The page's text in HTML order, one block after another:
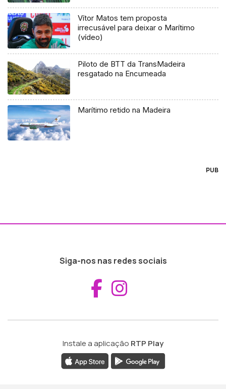
Vítor Matos tem proposta
irrecusável para deixar o Marítimo
(vídeo)
Piloto de BTT da TransMadeira
resgatado na Encumeada
Marítimo retido na Madeira
PUB
Siga-nos nas redes sociais
Aceder ao
Instale a aplicação RTP Play